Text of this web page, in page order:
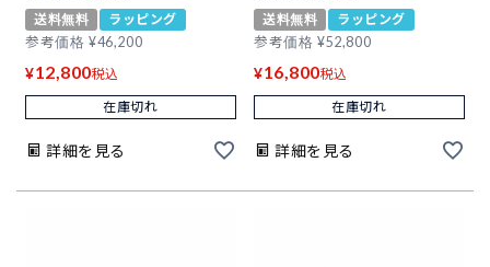
送料無料
ラッピング
参考価格 ¥46,200
¥12,800税込
在庫切れ
詳細を見る
送料無料
ラッピング
参考価格 ¥52,800
¥16,800税込
在庫切れ
詳細を見る